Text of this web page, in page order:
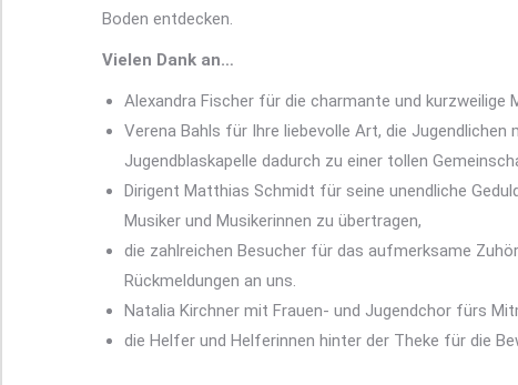
Boden entdecken.
Vielen Dank an…
Alexandra Fischer für die charmante und kurzweilige
Verena Bahls für Ihre liebevolle Art, die
Jugendblaskapelle dadurch zu einer tollen
Dirigent Matthias Schmidt für seine unendliche
Musiker und Musikerinnen zu übertragen,
die zahlreichen Besucher für das aufmerksame
Rückmeldungen an uns.
Natalia Kirchner mit Frauen- und Jugendchor fürs
die Helfer und Helferinnen hinter der Theke für die